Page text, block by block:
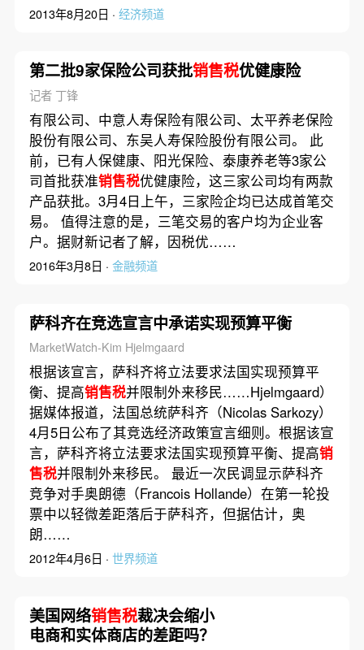
2013年8月20日 · 经济频道
第二批9家保险公司获批销售税优健康险
记者 丁锋
有限公司、中意人寿保险有限公司、太平养老保险
股份有限公司、东吴人寿保险股份有限公司。 此
前，已有人保健康、阳光保险、泰康养老等3家公
司首批获准销售税优健康险，这三家公司均有两款
产品获批。3月4日上午，三家险企均已达成首笔交
易。 值得注意的是，三笔交易的客户均为企业客
户。据财新记者了解，因税优……
2016年3月8日 · 金融频道
萨科齐在竞选宣言中承诺实现预算平衡
MarketWatch-Kim Hjelmgaard
根据该宣言，萨科齐将立法要求法国实现预算平
衡、提高销售税并限制外来移民……Hjelmgaard）
据媒体报道，法国总统萨科齐（Nicolas Sarkozy）
4月5日公布了其竞选经济政策宣言细则。根据该宣
言，萨科齐将立法要求法国实现预算平衡、提高销
售税并限制外来移民。 最近一次民调显示萨科齐
竞争对手奥朗德（Francois Hollande）在第一轮投
票中以轻微差距落后于萨科齐，但据估计，奥
朗……
2012年4月6日 · 世界频道
美国网络销售税裁决会缩小
电商和实体商店的差距吗？